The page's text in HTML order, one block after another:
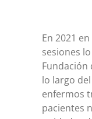
En 2021
sesiones
Fundación
lo largo
enfermos
pacientes